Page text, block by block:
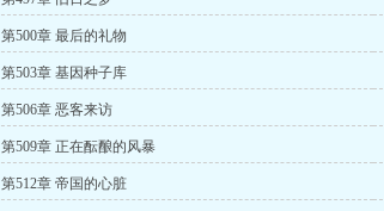
第500章 最后的礼物
第503章 基因种子库
第506章 恶客来访
第509章 正在酝酿的风暴
第512章 帝国的心脏